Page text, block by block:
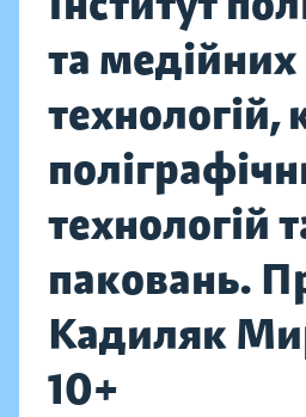
та медійних
технологій,
технологій
паковань.
Кадиляк
10+